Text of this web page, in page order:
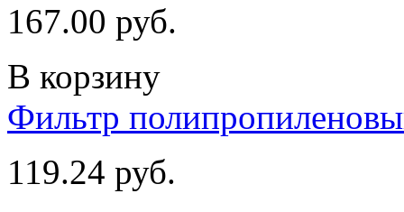
167.00 руб.
В корзину
Фильтр
119.24 руб.